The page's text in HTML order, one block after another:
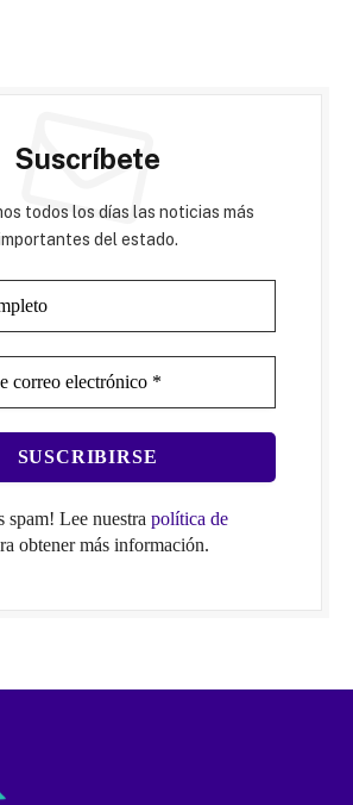
Suscríbete
todos los días las noticias más
del estado.
spam! Lee nuestra política de
obtener más información.